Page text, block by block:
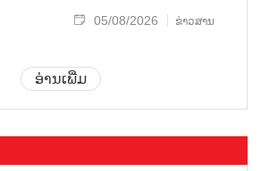
05/08/2026 ຂ່າວສານ
ອ່ານເພີ່ມ